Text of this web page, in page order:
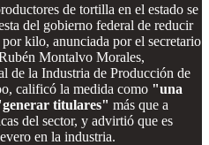
de tortilla en el estado se
del gobierno federal de reducir
kilo, anunciada por el secretario
Montalvo Morales,
de la Industria de Producción de
calificó la medida como "una
titulares" más que a
del sector, y advirtió que es
en la industria.